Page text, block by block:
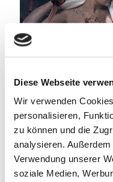
Diese Webseite
Wir verwenden
personalisieren,
zu können und die
analysieren.
Verwendung unserer
soziale Medien,